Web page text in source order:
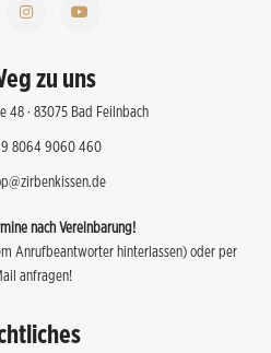
zu uns
48 · 83075 Bad Feilnbach
8064 9060 460
nach Vereinbarung!
Anrufbeantworter hinterlassen) oder per
anfragen!